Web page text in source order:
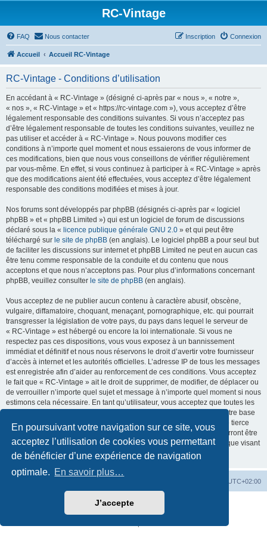
En poursuivant votre navigation sur ce site, vous
acceptez l’utilisation de cookies vous permettant
de bénéficier d’une expérience de navigation
optimale. En savoir plus…
J’accepte
RC-Vintage
FAQ Nous contacter Connexion
Inscription
Accueil Accueil RC-Vintage
RC-Vintage - Conditions d’utilisation
En accédant à « RC-Vintage » (désigné ci-après par « nous », « notre »,
« nos », « RC-Vintage » et « https://rc-vintage.com »), vous acceptez d’être
légalement responsable des conditions suivantes. Si vous n’acceptez pas
d’être légalement responsable de toutes les conditions suivantes, veuillez ne
pas utiliser et accéder à « RC-Vintage ». Nous pouvons modifier ces
conditions à n’importe quel moment et nous essaierons de vous informer de
ces modifications, bien que nous vous conseillons de vérifier régulièrement
par vous-même. En effet, si vous continuez à participer à « RC-Vintage » après
que des modifications aient été effectuées, vous acceptez d’être légalement
responsable des conditions modifiées et mises à jour.
Nos forums sont développés par phpBB (désignés ci-après par « logiciel
phpBB » et « phpBB Limited ») qui est un logiciel de forum de discussions
déclaré sous la « licence publique générale GNU 2.0 » et qui peut être
téléchargé sur le site de phpBB (en anglais). Le logiciel phpBB a pour seul but
de faciliter les discussions sur internet et phpBB Limited ne peut en aucun cas
être tenu comme responsable de la conduite et du contenu que nous
acceptons et que nous n’acceptons pas. Pour plus d’informations concernant
phpBB, veuillez consulter le site de phpBB (en anglais).
Vous acceptez de ne publier aucun contenu à caractère abusif, obscène,
vulgaire, diffamatoire, choquant, menaçant, pornographique, etc. qui pourrait
transgresser la législation de votre pays, du pays dans lequel le serveur de
« RC-Vintage » est hébergé ou encore la loi internationale. Si vous ne
respectez pas ces dispositions, vous vous exposez à un bannissement
immédiat et définitif et nous nous réservons le droit d’avertir votre fournisseur
d’accès à internet et les autorités officielles. L’adresse IP de tous les messages
est enregistrée afin d’aider au renforcement de ces conditions. Vous acceptez
le fait que « RC-Vintage » ait le droit de supprimer, de modifier, de déplacer ou
de verrouiller n’importe quel sujet et message à n’importe quel moment si nous
estimons cela nécessaire. En tant qu’utilisateur, vous acceptez que toutes les
informations que vous avez renseignées soient enregistrées dans notre base
de données. Bien que ces informations ne seront pas diffusées à une tierce
partie sans votre consentement, ni « RC-Vintage », ni phpBB, ne pourront être
tenus comme responsables en cas de tentative de piratage informatique visant
à compromettre vos données.
UTC+02:00
phpBB® Forum Software © phpBB Limited
©